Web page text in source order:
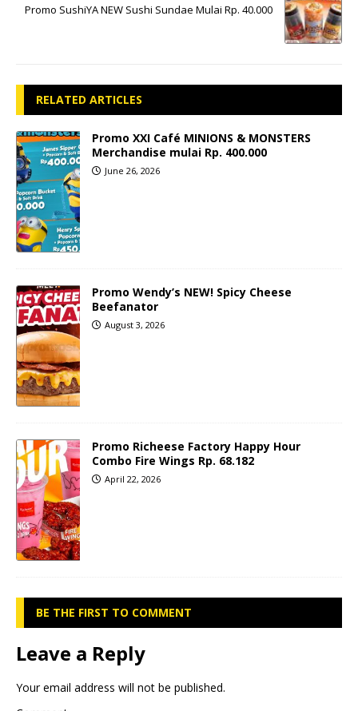
Promo SushiYA NEW Sushi Sundae Mulai Rp. 40.000
RELATED ARTICLES
Promo XXI Café MINIONS & MONSTERS
Merchandise mulai Rp. 400.000
June 26, 2026
Promo Wendy’s NEW! Spicy Cheese
Beefanator
August 3, 2026
Promo Richeese Factory Happy Hour
Combo Fire Wings Rp. 68.182
April 22, 2026
BE THE FIRST TO COMMENT
Leave a Reply
Your email address will not be published.